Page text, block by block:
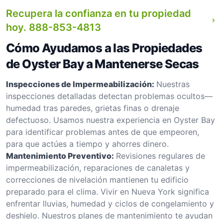
Recupera la confianza en tu propiedad
hoy. 888-853-4813
Cómo Ayudamos a las Propiedades
de Oyster Bay a Mantenerse Secas
Inspecciones de Impermeabilización: Nuestras
inspecciones detalladas detectan problemas ocultos—
humedad tras paredes, grietas finas o drenaje
defectuoso. Usamos nuestra experiencia en Oyster Bay
para identificar problemas antes de que empeoren,
para que actúes a tiempo y ahorres dinero.
Mantenimiento Preventivo: Revisiones regulares de
impermeabilización, reparaciones de canaletas y
correcciones de nivelación mantienen tu edificio
preparado para el clima. Vivir en Nueva York significa
enfrentar lluvias, humedad y ciclos de congelamiento y
deshielo. Nuestros planes de mantenimiento te ayudan